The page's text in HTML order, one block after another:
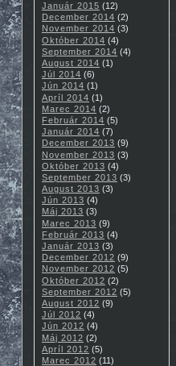
Január 2015 (12)
December 2014 (2)
November 2014 (3)
Október 2014 (4)
September 2014 (4)
August 2014 (1)
Júl 2014 (6)
Jún 2014 (1)
Apríl 2014 (1)
Marec 2014 (2)
Február 2014 (5)
Január 2014 (7)
December 2013 (9)
November 2013 (3)
Október 2013 (4)
September 2013 (3)
August 2013 (3)
Jún 2013 (4)
Máj 2013 (3)
Marec 2013 (9)
Február 2013 (4)
Január 2013 (3)
December 2012 (9)
November 2012 (5)
Október 2012 (2)
September 2012 (5)
August 2012 (9)
Júl 2012 (4)
Jún 2012 (4)
Máj 2012 (2)
Apríl 2012 (5)
Marec 2012 (11)